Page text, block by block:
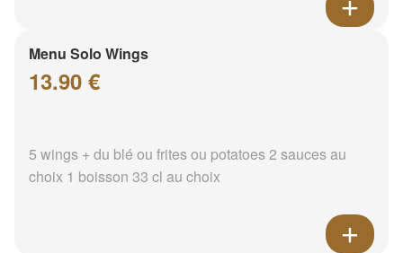
Menu Solo Wings
13.90 €
5 wings + du blé ou frites ou potatoes 2 sauces au
choix 1 boisson 33 cl au choix